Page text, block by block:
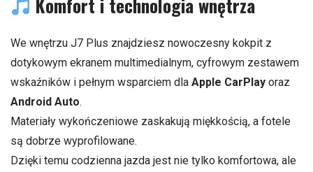
We wnętrzu J7 Plus znajdziesz nowoczesny kokpit z
dotykowym ekranem multimedialnym, cyfrowym zestawem
wskaźników i pełnym wsparciem dla Apple CarPlay oraz
Android Auto.
Materiały wykończeniowe zaskakują miękkością, a fotele
są dobrze wyprofilowane.
Dzięki temu codzienna jazda jest nie tylko komfortowa, ale